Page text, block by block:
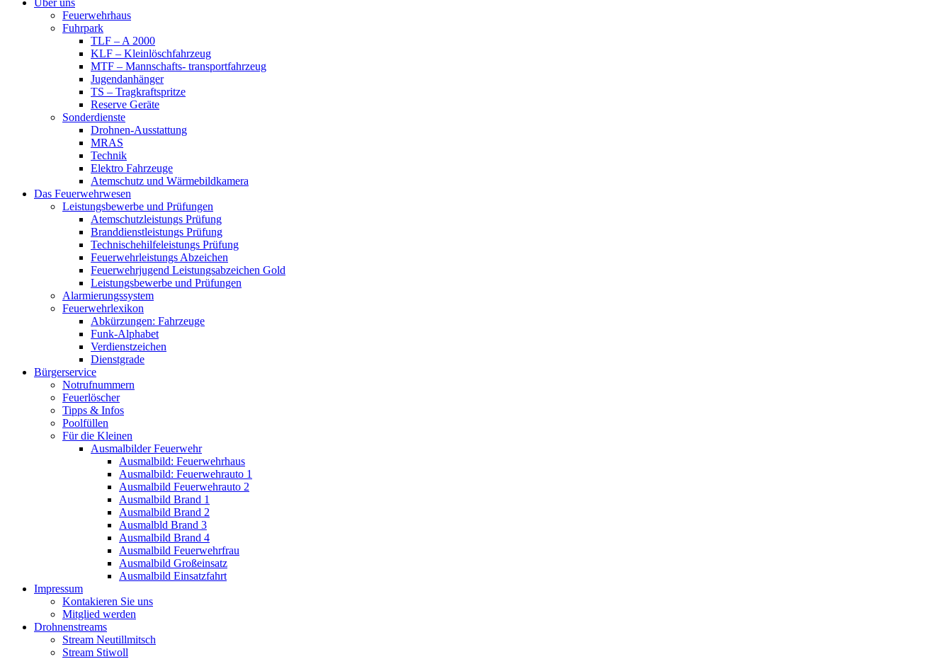
Über uns
Feuerwehrhaus
Fuhrpark
TLF – A 2000
KLF – Kleinlöschfahrzeug
MTF – Mannschafts- transportfahrzeug
Jugendanhänger
TS – Tragkraftspritze
Reserve Geräte
Sonderdienste
Drohnen-Ausstattung
MRAS
Technik
Elektro Fahrzeuge
Atemschutz und Wärmebildkamera
Das Feuerwehrwesen
Leistungsbewerbe und Prüfungen
Atemschutzleistungs Prüfung
Branddienstleistungs Prüfung
Technischehilfeleistungs Prüfung
Feuerwehrleistungs Abzeichen
Feuerwehrjugend Leistungsabzeichen Gold
Leistungsbewerbe und Prüfungen
Alarmierungssystem
Feuerwehrlexikon
Abkürzungen: Fahrzeuge
Funk-Alphabet
Verdienstzeichen
Dienstgrade
Bürgerservice
Notrufnummern
Feuerlöscher
Tipps & Infos
Poolfüllen
Für die Kleinen
Ausmalbilder Feuerwehr
Ausmalbild: Feuerwehrhaus
Ausmalbild: Feuerwehrauto 1
Ausmalbild Feuerwehrauto 2
Ausmalbild Brand 1
Ausmalbild Brand 2
Ausmalbld Brand 3
Ausmalbild Brand 4
Ausmalbild Feuerwehrfrau
Ausmalbild Großeinsatz
Ausmalbild Einsatzfahrt
Impressum
Kontakieren Sie uns
Mitglied werden
Drohnenstreams
Stream Neutillmitsch
Stream Stiwoll